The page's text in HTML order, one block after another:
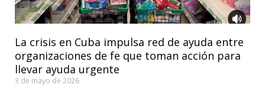
La crisis en Cuba impulsa red de ayuda entre
organizaciones de fe que toman acción para
llevar ayuda urgente
3 de mayo de 2026